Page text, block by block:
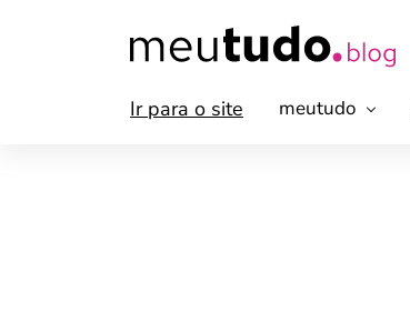
Ir para o site meutudo